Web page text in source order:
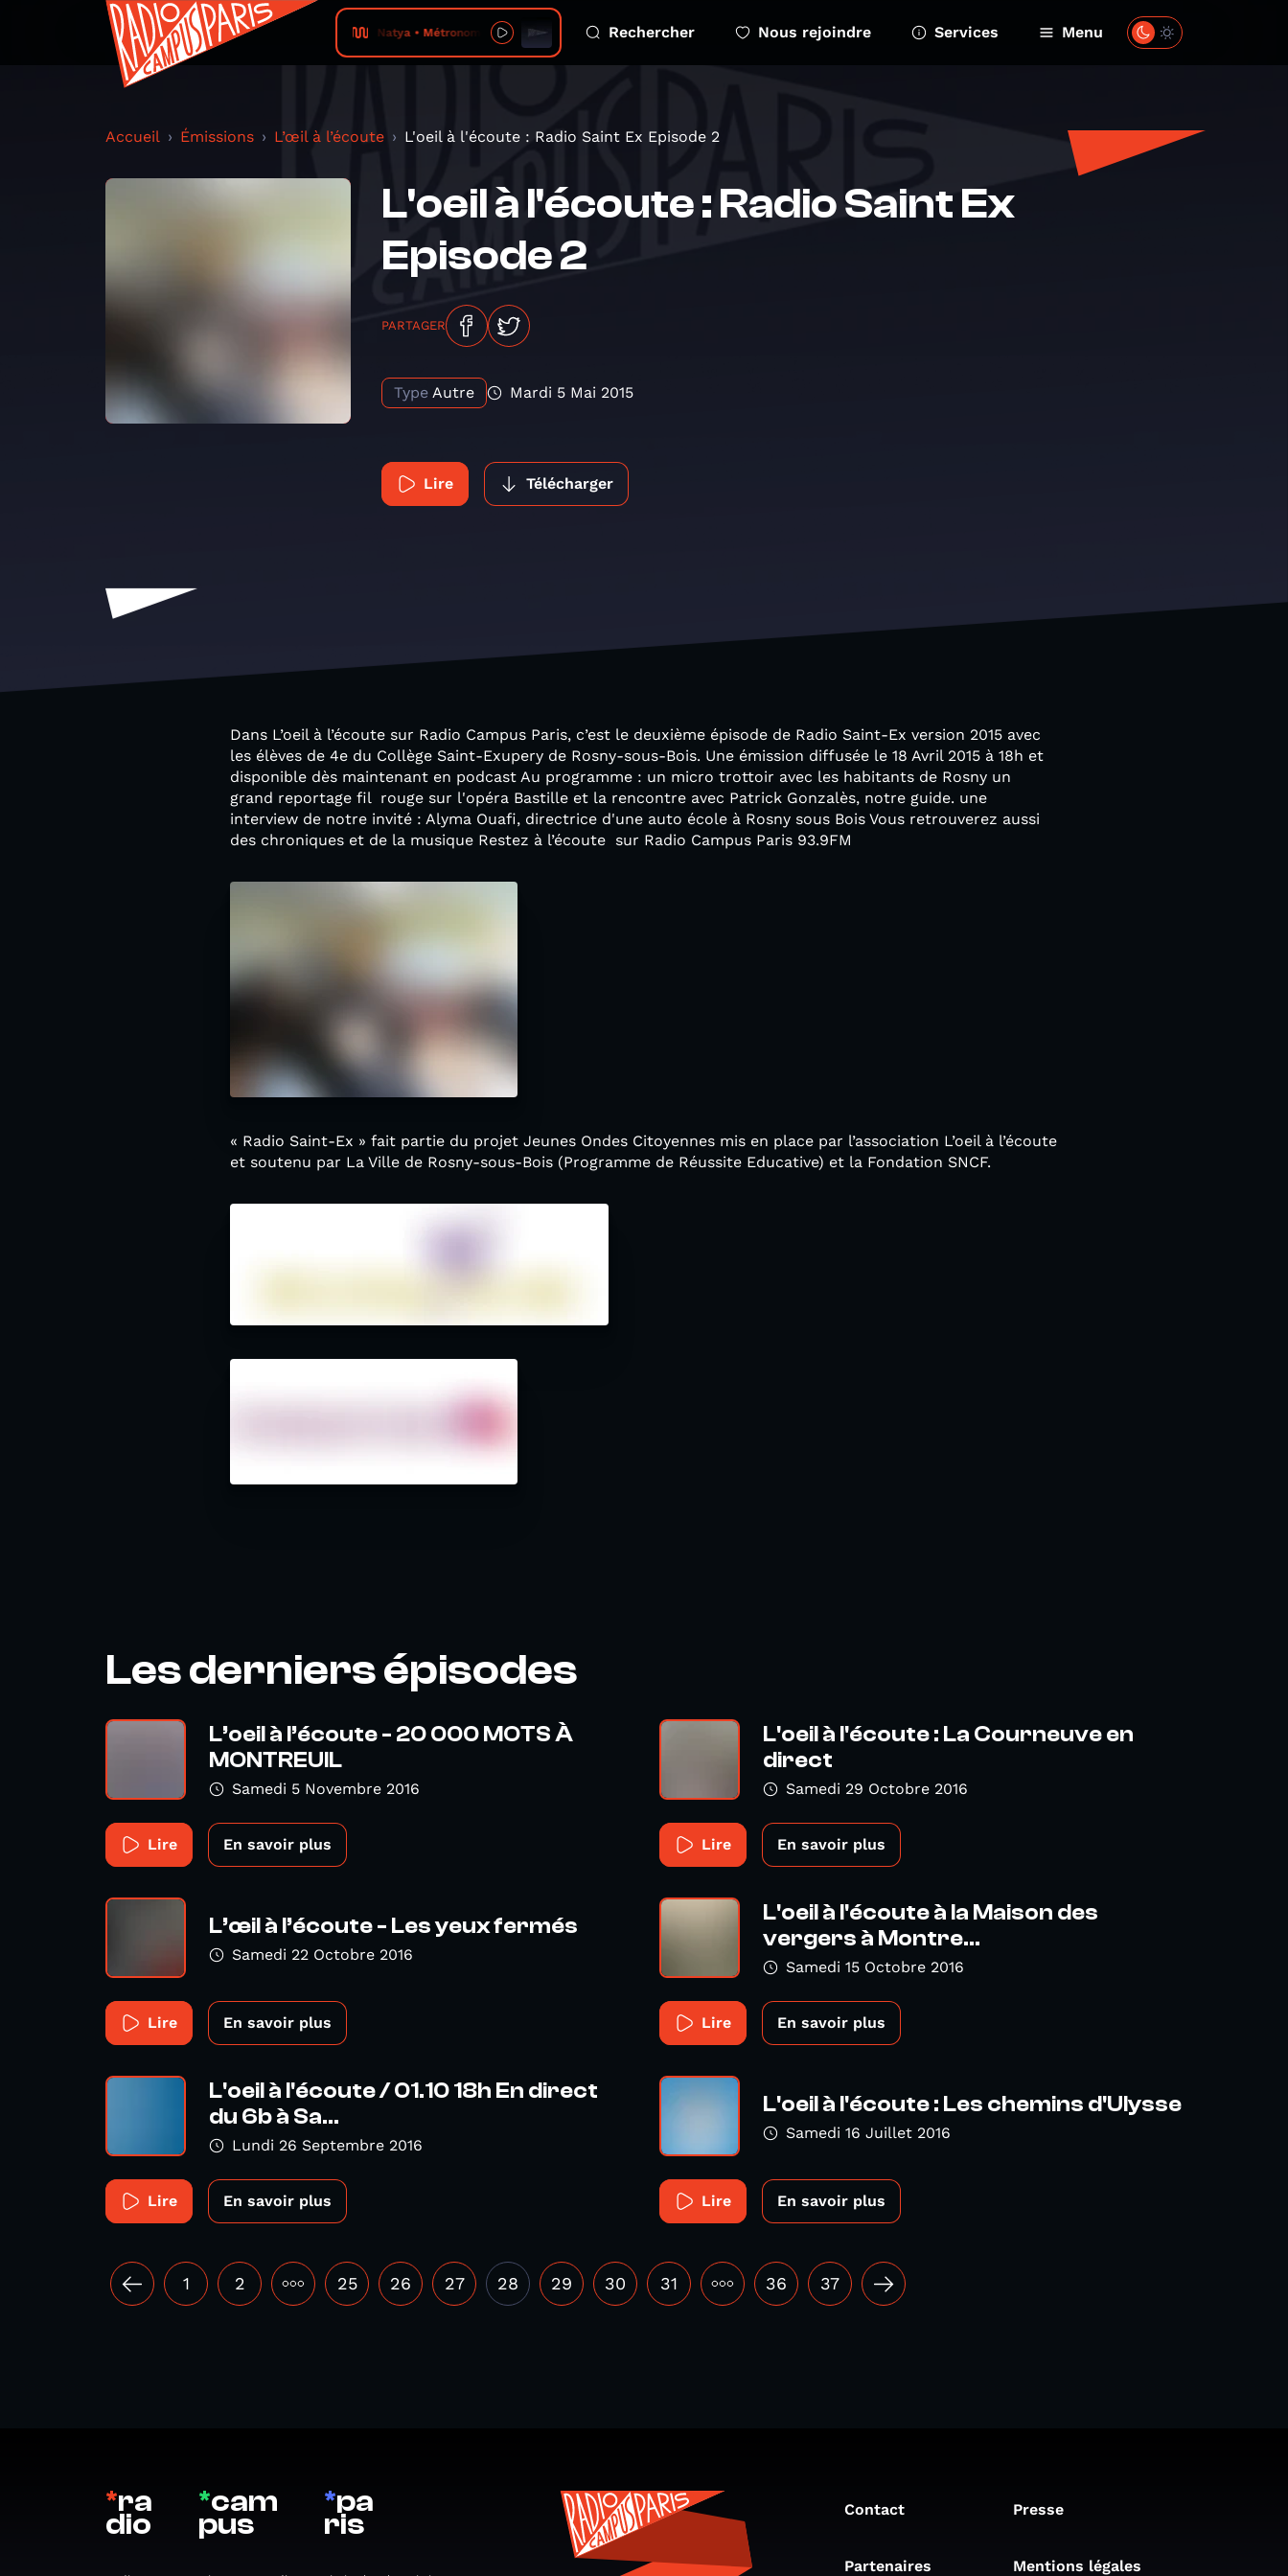
Natya • Métronome Rechercher Nous rejoindre Services Menu
Accueil Émissions L’œil à l’écoute L'oeil à l'écoute : Radio Saint Ex Episode 2
L'oeil à l'écoute : Radio Saint Ex
Episode 2
PARTAGER
Type Autre Mardi 5 Mai 2015
Lire Télécharger
Dans L’oeil à l’écoute sur Radio Campus Paris, c’est le deuxième épisode de Radio Saint-Ex version 2015 avec
les élèves de 4e du Collège Saint-Exupery de Rosny-sous-Bois. Une émission diffusée le 18 Avril 2015 à 18h et
disponible dès maintenant en podcast Au programme : un micro trottoir avec les habitants de Rosny un
grand reportage fil rouge sur l'opéra Bastille et la rencontre avec Patrick Gonzalès, notre guide. une
interview de notre invité : Alyma Ouafi, directrice d'une auto école à Rosny sous Bois Vous retrouverez aussi
des chroniques et de la musique Restez à l’écoute sur Radio Campus Paris 93.9FM
« Radio Saint-Ex » fait partie du projet Jeunes Ondes Citoyennes mis en place par l’association L’oeil à l’écoute
et soutenu par La Ville de Rosny-sous-Bois (Programme de Réussite Educative) et la Fondation SNCF.
Les derniers épisodes
L’oeil à l’écoute - 20 000 MOTS À
MONTREUIL
Samedi 5 Novembre 2016
Lire En savoir plus
L'oeil à l'écoute : La Courneuve en
direct
Samedi 29 Octobre 2016
Lire En savoir plus
L’œil à l’écoute - Les yeux fermés
Samedi 22 Octobre 2016
Lire En savoir plus
L'oeil à l'écoute à la Maison des
vergers à Montre...
Samedi 15 Octobre 2016
Lire En savoir plus
L'oeil à l'écoute / 01.10 18h En direct
du 6b à Sa...
Lundi 26 Septembre 2016
Lire En savoir plus
L'oeil à l'écoute : Les chemins d'Ulysse
Samedi 16 Juillet 2016
Lire En savoir plus
1 2 ••• 25 26 27 28 29 30 31 ••• 36 37
*ra
dio
*cam
pus
*pa
ris Contact Presse
Partenaires Mentions légales